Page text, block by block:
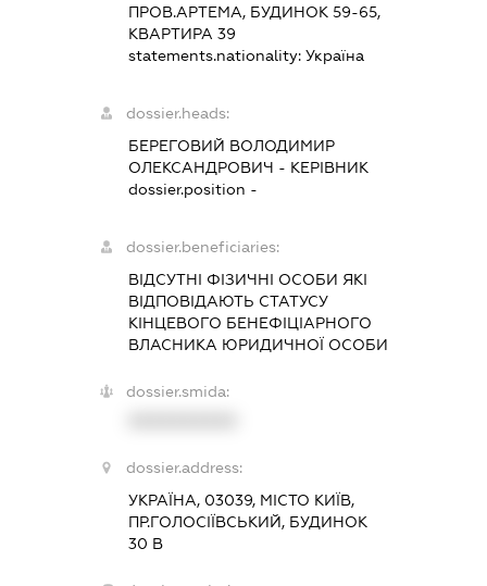
ПРОВ.АРТЕМА, БУДИНОК 59-65,
КВАРТИРА 39
statements.nationality: Україна
dossier.heads:
БЕРЕГОВИЙ ВОЛОДИМИР
ОЛЕКСАНДРОВИЧ - КЕРІВНИК
dossier.position -
dossier.beneficiaries:
ВІДСУТНІ ФІЗИЧНІ ОСОБИ ЯКІ
ВІДПОВІДАЮТЬ СТАТУСУ
КІНЦЕВОГО БЕНЕФІЦІАРНОГО
ВЛАСНИКА ЮРИДИЧНОЇ ОСОБИ
dossier.smida:
dossier.address:
УКРАЇНА, 03039, МІСТО КИЇВ,
ПР.ГОЛОСІЇВСЬКИЙ, БУДИНОК
30 В